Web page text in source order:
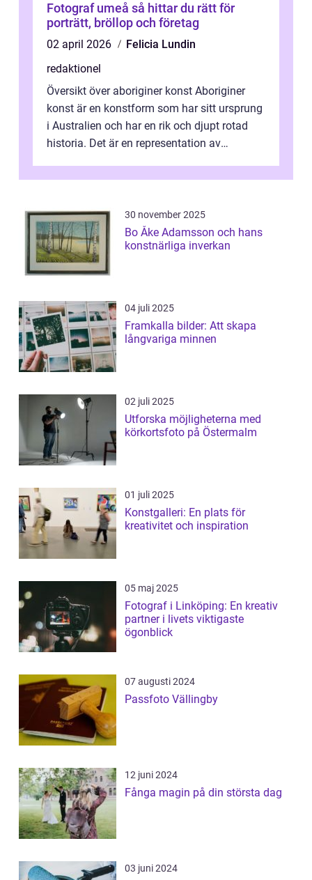
Fotograf umeå så hittar du rätt för
porträtt, bröllop och företag
02 april 2026
Felicia Lundin
redaktionel
Översikt över aboriginer konst Aboriginer
konst är en konstform som har sitt ursprung
i Australien och har en rik och djupt rotad
historia. Det är en representation av
30 november 2025
Bo Åke Adamsson och hans
konstnärliga inverkan
04 juli 2025
Framkalla bilder: Att skapa
långvariga minnen
02 juli 2025
Utforska möjligheterna med
körkortsfoto på Östermalm
01 juli 2025
Konstgalleri: En plats för
kreativitet och inspiration
05 maj 2025
Fotograf i Linköping: En kreativ
partner i livets viktigaste
ögonblick
07 augusti 2024
Passfoto Vällingby
12 juni 2024
Fånga magin på din största dag
03 juni 2024